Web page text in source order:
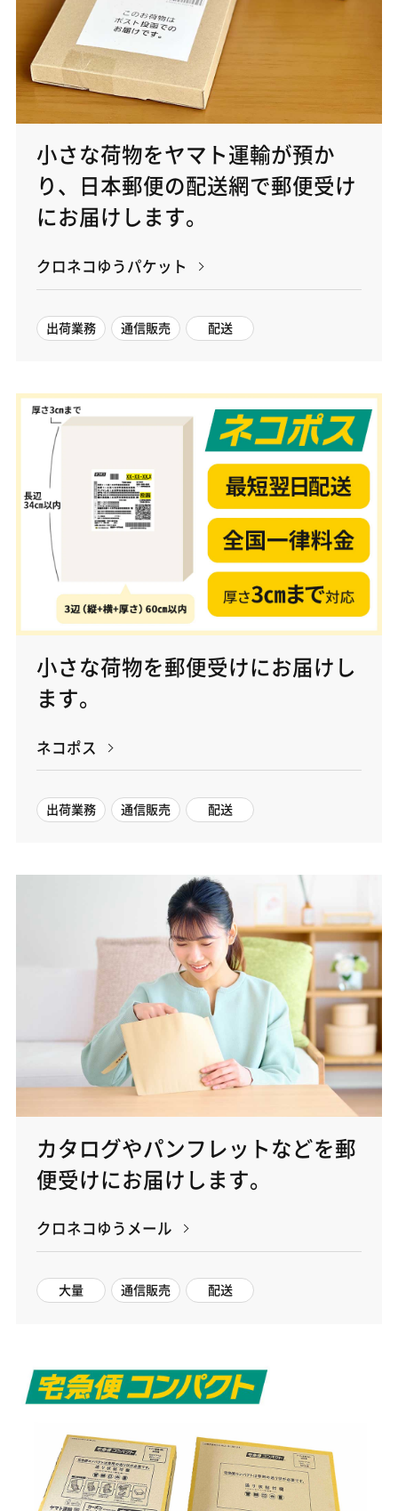
小さな荷物をヤマト運輸が預か
り、日本郵便の配送網で郵便受け
にお届けします。
クロネコゆうパケット
出荷業務 通信販売 配送
小さな荷物を郵便受けにお届けし
ます。
ネコポス
出荷業務 通信販売 配送
カタログやパンフレットなどを郵
便受けにお届けします。
クロネコゆうメール
大量 通信販売 配送